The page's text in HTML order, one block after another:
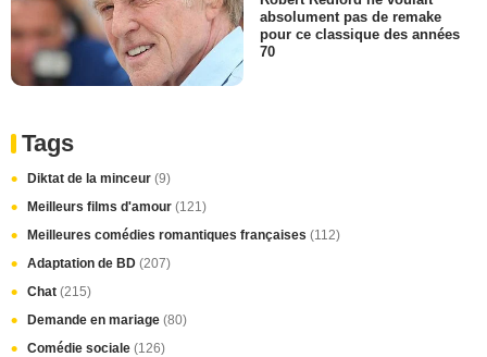
absolument pas de remake
pour ce classique des années
70
Tags
Diktat de la minceur (9)
Meilleurs films d'amour (121)
Meilleures comédies romantiques françaises (112)
Adaptation de BD (207)
Chat (215)
Demande en mariage (80)
Comédie sociale (126)